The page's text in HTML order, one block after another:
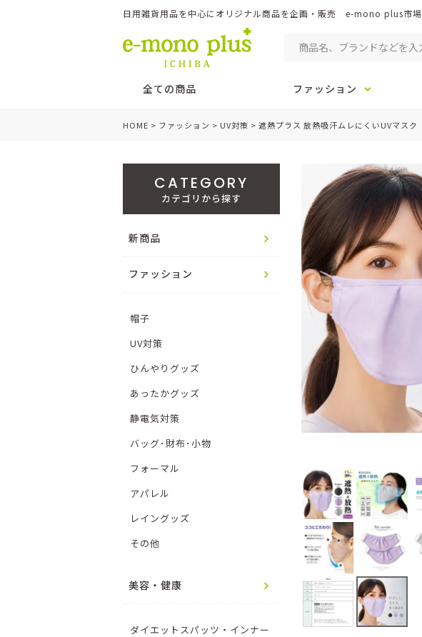
日用雑貨用品を中心にオリジナル商品を企画・販売 e-mono plus市場
全ての商品 ファッション
HOME ファッション UV対策 遮熱プラス 放熱吸汗ムレにくいUVマスク
CATEGORY
カテゴリから探す
新商品
ファッション
帽子
UV対策
ひんやりグッズ
あったかグッズ
静電気対策
バッグ･財布･小物
フォーマル
アパレル
レイングッズ
その他
美容・健康
ダイエットスパッツ・インナー